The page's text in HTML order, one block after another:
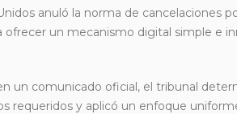
anuló la norma de cancelaciones
ofrecer un mecanismo digital simple e
un comunicado oficial, el tribunal
requeridos y aplicó un enfoque